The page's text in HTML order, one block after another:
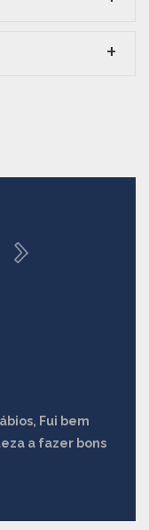
Fui bem
a fazer bons